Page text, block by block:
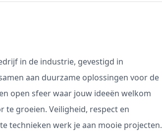
in de industrie, gevestigd in
aan duurzame oplossingen voor de
open sfeer waar jouw ideeën welkom
te groeien. Veiligheid, respect en
technieken werk je aan mooie projecten.